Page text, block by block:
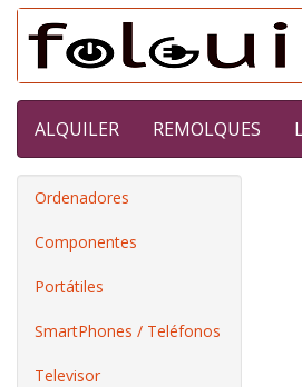
ALQUILER REMOLQUES
Ordenadores
Componentes
Portátiles
SmartPhones / Teléfonos
Televisor